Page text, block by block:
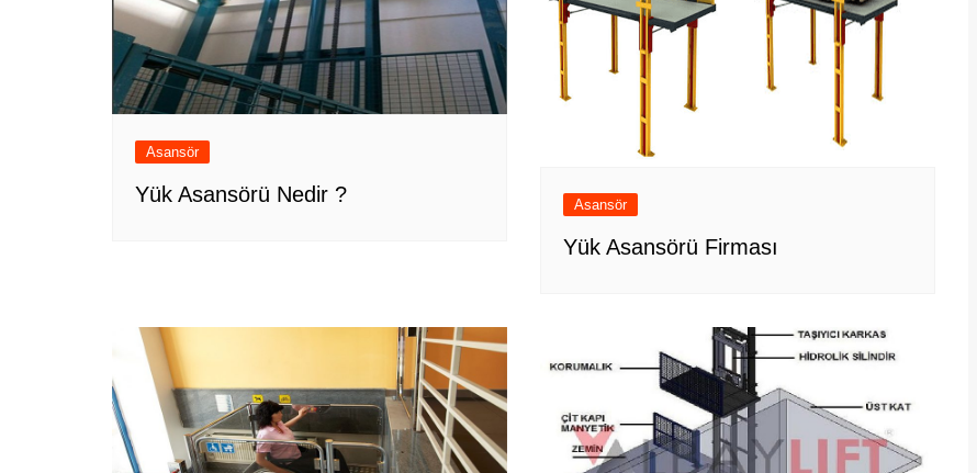
Asansör
Yük Asansörü Nedir ? Asansör
Yük Asansörü Firması